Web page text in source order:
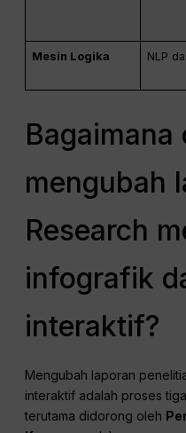
Mesin Logika NLP
Bagaimana
mengubah
Research
infografik
interaktif?
Mengubah laporan
interaktif adalah proses
terutama didorong oleh